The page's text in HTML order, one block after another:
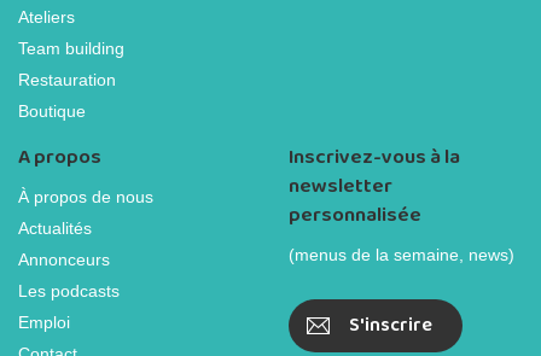
Ateliers
Team building
Restauration
Boutique
A propos
À propos de nous
Actualités
Annonceurs
Les podcasts
Emploi
Inscrivez-vous à la
newsletter
personnalisée
(menus de la semaine, news)
S'inscrire